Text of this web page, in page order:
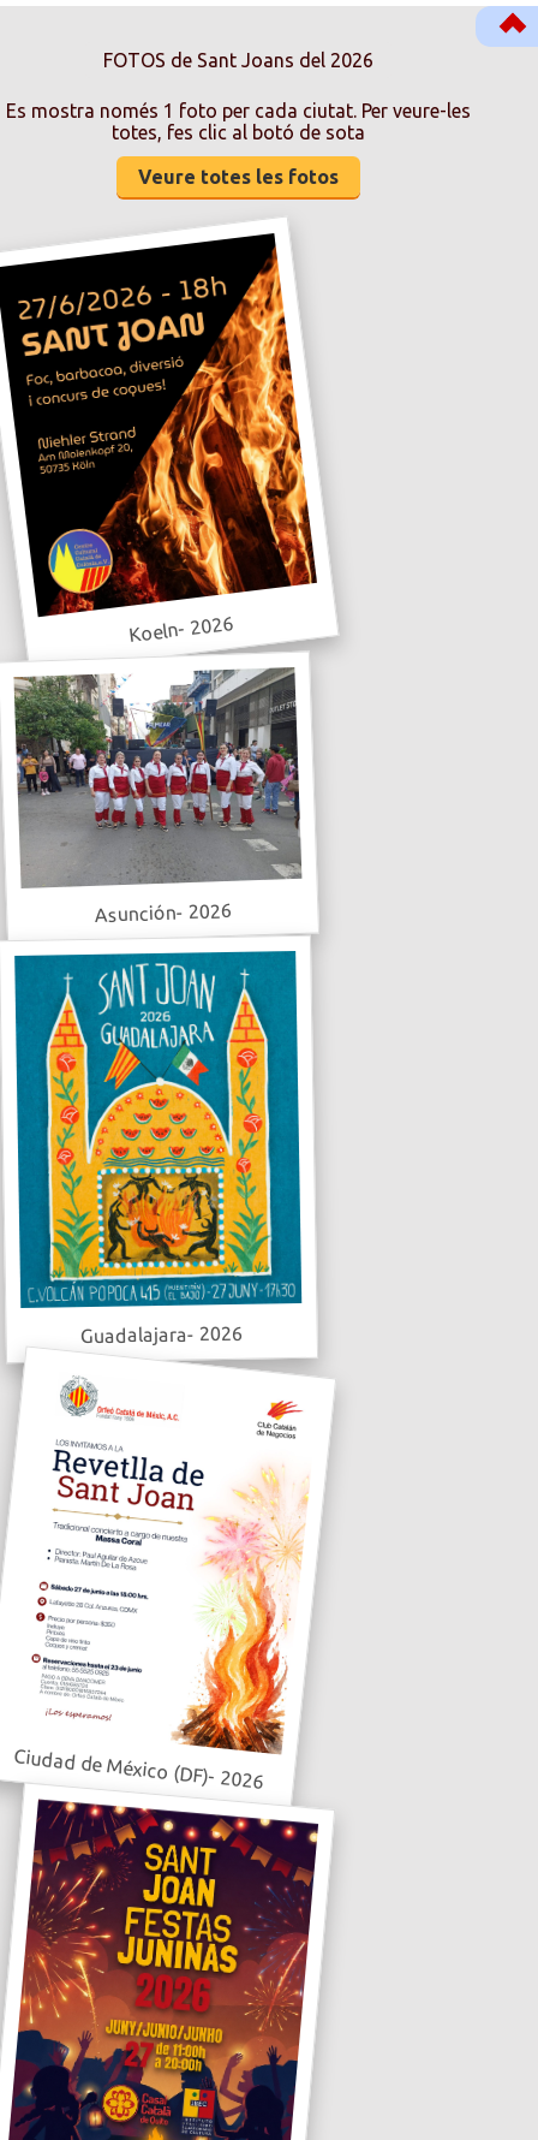
FOTOS de Sant Joans del 2026
Es mostra només 1 foto per cada ciutat. Per veure-les
totes, fes clic al botó de sota
Veure totes les fotos
Koeln- 2026
Asunción- 2026
Guadalajara- 2026
Ciudad de México (DF)- 2026